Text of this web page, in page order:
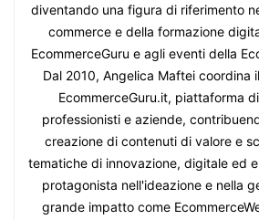
diventando una figura di riferimento
commerce e della formazione
EcommerceGuru e agli eventi della
Dal 2010, Angelica Maftei coordina
EcommerceGuru.it, piattaforma
professionisti e aziende,
creazione di contenuti di valore e
tematiche di innovazione, digitale ed
protagonista nell'ideazione e nella
grande impatto come